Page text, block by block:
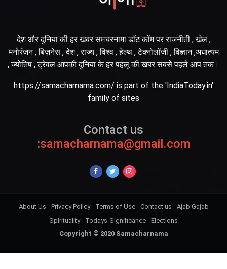
देश और दुनिया की हर खबर समचरनामा डॉट कॉम पर राजनीती , खेल ,
मनोरंजन , बिज़नेस , देश , राज्य , विश्व , हेल्थ , टेक्नोलॉजी , विज्ञान ,अधात्यम
, ज्योतिष , ट्रेवल आपकी दुनिया के हर पहलू की खबर सबसे पहले आप तक।
https://samacharnama.com/ is part of the 'IndiaToday.in'
family of sites
Contact us
:samacharnama@gmail.com
Copyright © 2020 Samacharnama
About Us Privacy Policy Terms of Use Contact us
Ajab Gajab
Spirituality
Todays-Significance Elections